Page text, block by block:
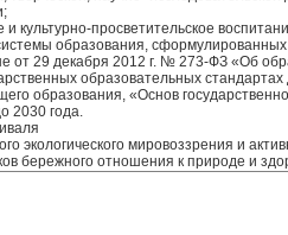
культурно-просветительское
образования, сформулированных
от 29 декабря 2012 г. № 273-ФЗ «Об
образовательных стандартах
образования, «Основ
2030 года.
экологического мировоззрения и
бережного отношения к природе и